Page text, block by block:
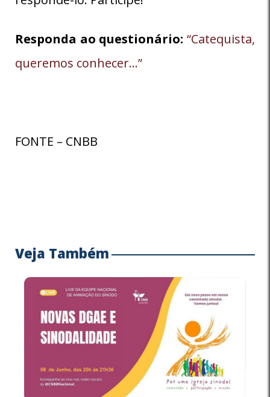
Responda ao questionário: “Catequista,
queremos conhecer…”
FONTE – CNBB
Veja Também